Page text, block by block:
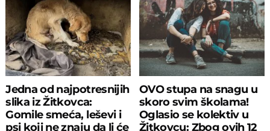
Jedna od najpotresnijih
slika iz Žitkovca:
Gomile smeća, leševi i
psi koji ne znaju da li će
OVO stupa na snagu u
skoro svim školama!
Oglasio se kolektiv u
Žitkovcu: Zbog ovih 12